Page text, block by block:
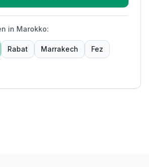
in Marokko:
Rabat Marrakech Fez